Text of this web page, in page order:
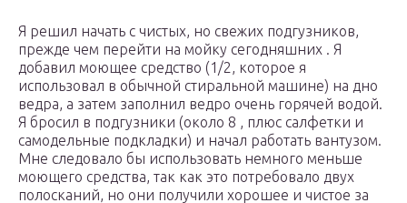
Я решил начать с чистых, но свежих подгузников,
прежде чем перейти на мойку сегодняшних . Я
добавил моющее средство (1/2, которое я
использовал в обычной стиральной машине) на дно
ведра, а затем заполнил ведро очень горячей водой.
Я бросил в подгузники (около 8 , плюс салфетки и
самодельные подкладки) и начал работать вантузом.
Мне следовало бы использовать немного меньше
моющего средства, так как это потребовало двух
полосканий, но они получили хорошее и чистое за